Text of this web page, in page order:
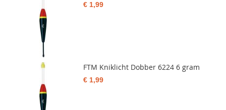
€ 1,99
FTM Kniklicht Dobber 6224 6 gram
€ 1,99